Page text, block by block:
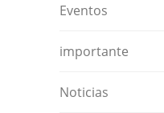
Eventos
importante
Noticias